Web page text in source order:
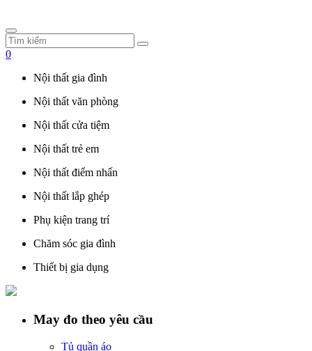
0
Nội thất gia đình
Nội thất văn phòng
Nội thất cửa tiệm
Nội thất trẻ em
Nội thất điểm nhấn
Nội thất lắp ghép
Phụ kiện trang trí
Chăm sóc gia đình
Thiết bị gia dụng
May đo theo yêu cầu
Tủ quần áo